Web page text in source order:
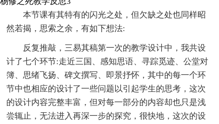
本节课有其特有的闪光之处，但欠缺之处也同样昭
然若揭，思索之余，有如下想法:
反复推敲，三易其稿第一次的教学设计中，我共设
计了七个环节:走近三国、感知思语、寻踪觅迹、公堂对
簿、思绪飞扬、碑文撰写、即景抒怀，其中的每一个环
节中也相应的设计了一些问题以引起学生的思考，这次
的设计内容完整丰富，但对每一部分的内容却也只是浅
尝辄止，无法进入再深一步的探究，很快地，这次的设